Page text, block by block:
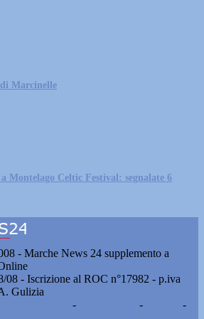
Marcinelle
Montelago Celtic Festival: segnalate 6
- Marche News 24 supplemento a
08 - Iscrizione al ROC n°17982 - p.iva
Gulizia
- -
-